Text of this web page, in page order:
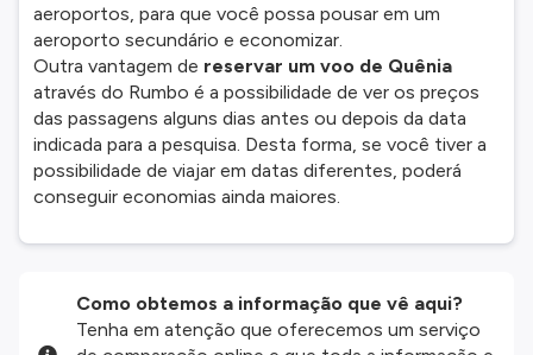
aeroportos, para que você possa pousar em um
aeroporto secundário e economizar.
Outra vantagem de reservar um voo de Quênia
através do Rumbo é a possibilidade de ver os preços
das passagens alguns dias antes ou depois da data
indicada para a pesquisa. Desta forma, se você tiver a
possibilidade de viajar em datas diferentes, poderá
conseguir economias ainda maiores.
Como obtemos a informação que vê aqui?
Tenha em atenção que oferecemos um serviço